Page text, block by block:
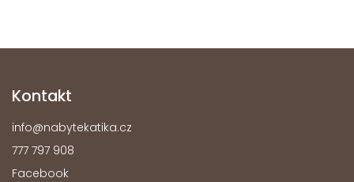
Kontakt
info@nabytekatika.cz
777 797 908
Facebook